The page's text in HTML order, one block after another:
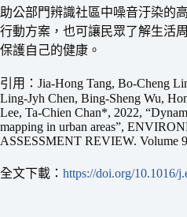
助公部門辨識社區中噪音汙染的
行動方案，也可讓民眾了解生活
保護自己的健康。
引用：Jia-Hong Tang, Bo-Cheng
Ling-Jyh Chen, Bing-Sheng Wu,
Lee, Ta-Chien Chan*, 2022,
mapping in urban areas”,
ASSESSMENT REVIEW. Volume
全文下載： https://doi.org/10.1016/